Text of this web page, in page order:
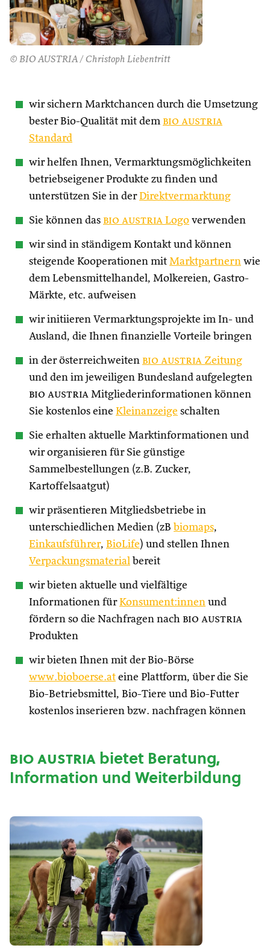
© BIO AUSTRIA / Christoph Liebentritt
wir sichern Marktchancen durch die Umsetzung
bester Bio-Qualität mit dem bio austria
Standard
wir helfen Ihnen, Vermarktungsmöglichkeiten
betriebseigener Produkte zu finden und
unterstützen Sie in derDirektvermarktung
Sie können das bio austria Logo verwenden
wir sind in ständigem Kontakt und können
steigende Kooperationen mit Marktpartnern wie
dem Lebensmittelhandel, Molkereien, Gastro-
Märkte, etc. aufweisen
wir initiieren Vermarktungsprojekte im In- und
Ausland, die Ihnen finanzielle Vorteile bringen
in der österreichweiten bio austria Zeitung
und den im jeweiligen Bundesland aufgelegten
bio austria Mitgliederinformationen können
Sie kostenlos eine Kleinanzeige schalten
Sie erhalten aktuelle Marktinformationen und
wir organisieren für Sie günstige
Sammelbestellungen (z.B. Zucker,
Kartoffelsaatgut)
wir präsentieren Mitgliedsbetriebe in
unterschiedlichen Medien (zB biomaps,
Einkaufsführer, BioLife) und stellen Ihnen
Verpackungsmaterial bereit
wir bieten aktuelle und vielfältige
Informationen fürKonsument:innen und
fördern so die Nachfragen nach bio austria
Produkten
wir bieten Ihnen mit der Bio-Börse
www.bioboerse.at eine Plattform, über die Sie
Bio-Betriebsmittel, Bio-Tiere und Bio-Futter
kostenlos inserieren bzw. nachfragen können
bio austriabietet Beratung,
Information und Weiterbildung